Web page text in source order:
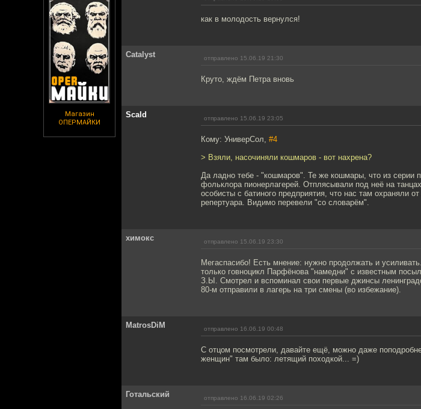
Магазин
ОПЕРМАЙКИ
как в молодость вернулся!
Catalyst отправлено 15.06.19 21:30
Круто, ждём Петра вновь
Scald отправлено 15.06.19 23:05
Кому: УниверСол, #4
> Взяли, насочиняли кошмаров - вот нахрена?
Да ладно тебе - "кошмаров". Те же кошмары, что из серии
фольклора пионерлагерей. Отплясывали под неё на
особисты с батиного предприятия, что нас там охраняли
репертуара. Видимо перевели "со словарём".
химокс отправлено 15.06.19 23:30
Мегаспасибо! Есть мнение: нужно продолжать и
только говноцикл Парфёнова "намедни" с известным
З.Ы. Смотрел и вспоминал свои первые джинсы
80-м отправили в лагерь на три смены (во избежание).
MatrosDiM отправлено 16.06.19 00:48
С отцом посмотрели, давайте ещё, можно даже
женщин" там было: летящий походкой... =)
Готальский отправлено 16.06.19 02:26